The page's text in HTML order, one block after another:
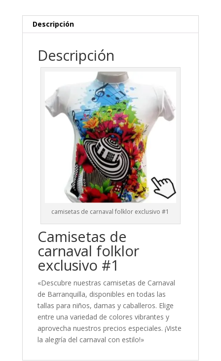
Descripción
Descripción
camisetas de carnaval folklor exclusivo #1
Camisetas de
carnaval folklor
exclusivo #1
«Descubre nuestras camisetas de Carnaval
de Barranquilla, disponibles en todas las
tallas para niños, damas y caballeros. Elige
entre una variedad de colores vibrantes y
aprovecha nuestros precios especiales. ¡Viste
la alegría del carnaval con estilo!»